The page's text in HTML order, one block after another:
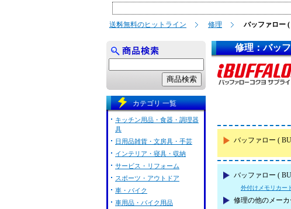
送料無料のヒットライン 修理 バッファロー
修理：バッ
バッファロー (
バッファロー (
外付けメモリカー
修理の他のメー
カテゴリ 一覧
キッチン用品・食器・調理器
具
日用品雑貨・文房具・手芸
インテリア・寝具・収納
サービス・リフォーム
スポーツ・アウトドア
車・バイク
車用品・バイク用品